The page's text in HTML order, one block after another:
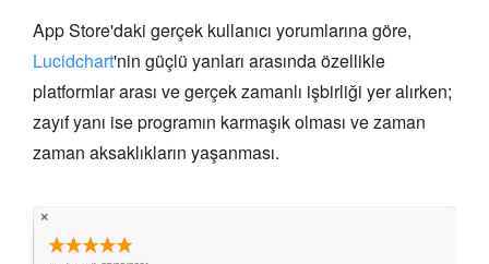
App Store'daki gerçek kullanıcı yorumlarına göre,
Lucidchart'nin güçlü yanları arasında özellikle
platformlar arası ve gerçek zamanlı işbirliği yer alırken;
zayıf yanı ise programın karmaşık olması ve zaman
zaman aksaklıkların yaşanması.